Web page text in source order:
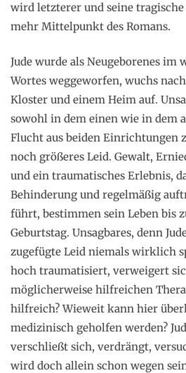
wird letzterer und seine
mehr Mittelpunkt des Romans.
Jude wurde als Neugeborenes im
Wortes weggeworfen, wuchs
Kloster und einem Heim auf.
sowohl in dem einen wie in dem
Flucht aus beiden Einrichtungen
noch größeres Leid. Gewalt,
und ein traumatisches Erlebnis,
Behinderung und regelmäßig
führt, bestimmen sein Leben bis
Geburtstag. Unsagbares, denn
zugefügte Leid niemals wirklich
hoch traumatisiert, verweigert
möglicherweise hilfreichen
hilfreich? Wieweit kann hier
medizinisch geholfen werden?
verschließt sich, verdrängt,
wird doch allein schon wegen